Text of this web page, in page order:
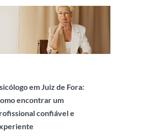
em Juiz de Fora:
encontrar um
confiável e